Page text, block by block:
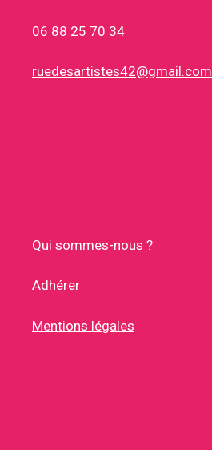
06 88 25 70 34
ruedesartistes42@gmail.com
Qui sommes-nous ?
Adhérer
Mentions légales